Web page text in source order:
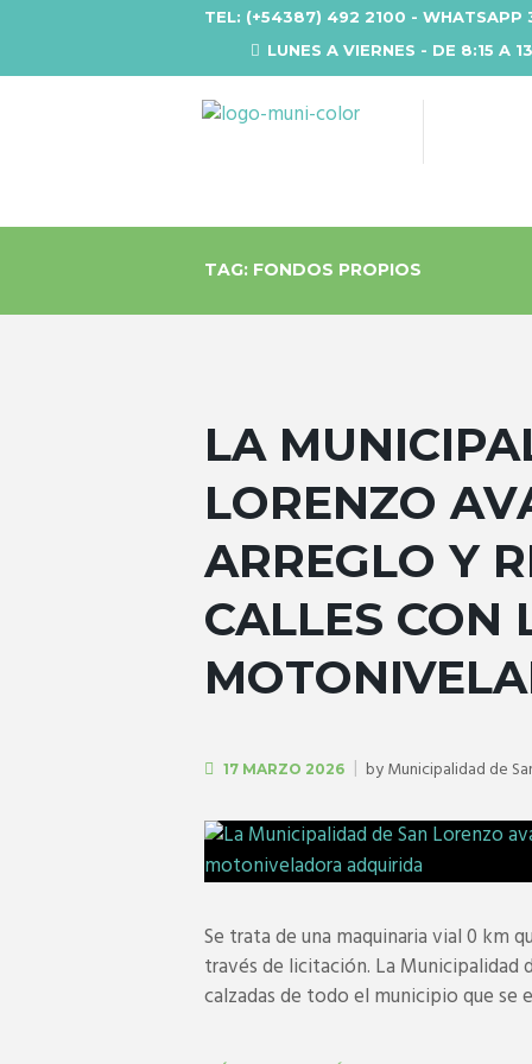
TEL: (+54387) 492 2100 - WHATSAPP
LUNES A VIERNES - DE 8:15 A
TAG: FONDOS PROPIOS
LA
LORENZO
ARREGLO Y
CALLES CON
17 MARZO 2026 byMunicipalidad de
Se trata de una maquinaria vial 0 km
través de licitación. La Municipalidad
calzadas de todo el municipio que se